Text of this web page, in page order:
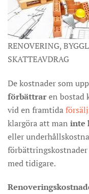
RENOVERING,
SKATTEAVDRAG
De kostnader som
förbättraren bostad
vid en framtida
klargöra att man inte
eller
med tidigare.